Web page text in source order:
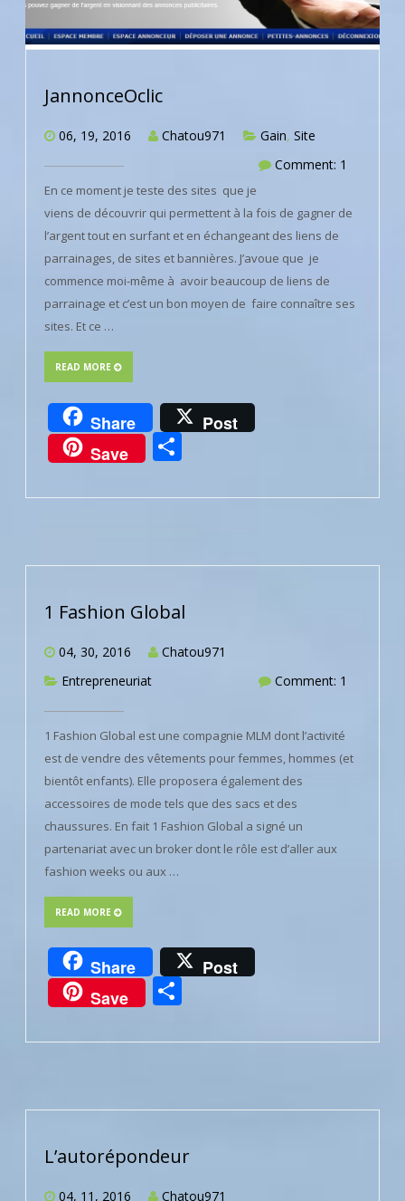
JannonceOclic
06, 19, 2016 Chatou971 Gain, Site
Comment: 1
En ce moment je teste des sites que je
viens de découvrir qui permettent à la fois de gagner de
l’argent tout en surfant et en échangeant des liens de
parrainages, de sites et bannières. J’avoue que je
commence moi-même à avoir beaucoup de liens de
parrainage et c’est un bon moyen de faire connaître ses
sites. Et ce …
READ MORE
Share
Post
Save
1 Fashion Global
04, 30, 2016
Chatou971
Entrepreneuriat
Comment: 1
1 Fashion Global est une compagnie MLM dont l’activité
est de vendre des vêtements pour femmes, hommes (et
bientôt enfants). Elle proposera également des
accessoires de mode tels que des sacs et des
chaussures. En fait 1 Fashion Global a signé un
partenariat avec un broker dont le rôle est d’aller aux
fashion weeks ou aux …
READ MORE
Share
Post
Save
L’autorépondeur
04, 11, 2016 Chatou971